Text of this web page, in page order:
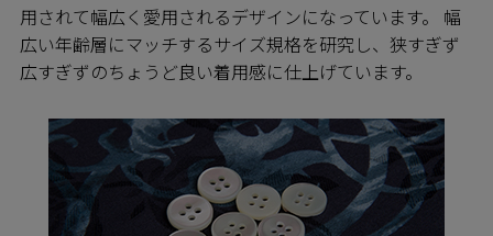
用されて幅広く愛用されるデザインになっています。 幅
広い年齢層にマッチするサイズ規格を研究し、狭すぎず
広すぎずのちょうど良い着用感に仕上げています。